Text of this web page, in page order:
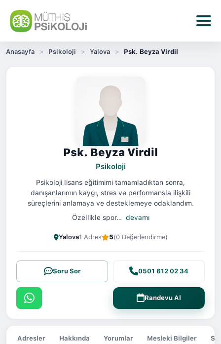
Anasayfa Psikoloji Yalova Psk. Beyza Virdil
Psk. Beyza Virdil
Psikoloji
Psikoloji lisans eğitimimi tamamladıktan sonra,
danışanlarımın kaygı, stres ve performansla ilişkili
süreçlerini anlamaya ve desteklemeye odaklandım.
Özellikle spor… devamı
Yalova1 Adres 5(0 Değerlendirme)
Soru Sor 0501 612 02 34
Randevu Al
Adresler Hakkında Yorumlar Mesleki Bilgiler